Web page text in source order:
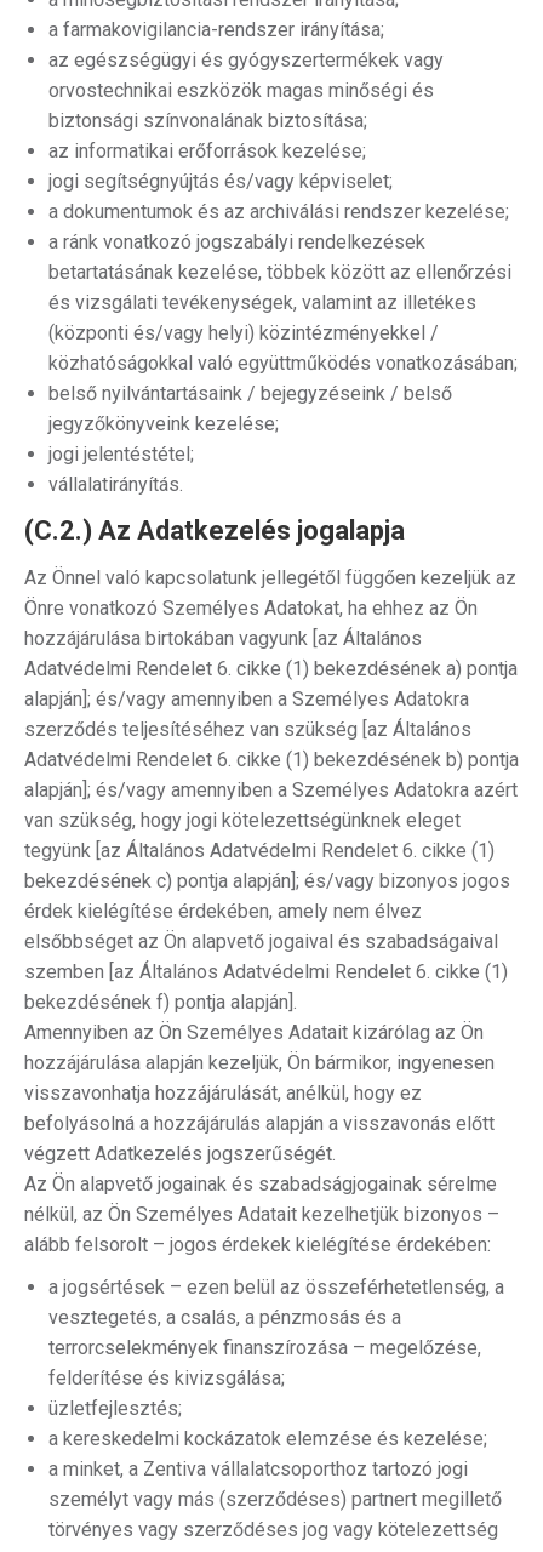
a farmakovigilancia-rendszer irányítása;
az egészségügyi és gyógyszertermékek vagy
orvostechnikai eszközök magas minőségi és
biztonsági színvonalának biztosítása;
az informatikai erőforrások kezelése;
jogi segítségnyújtás és/vagy képviselet;
a dokumentumok és az archiválási rendszer kezelése;
a ránk vonatkozó jogszabályi rendelkezések
betartatásának kezelése, többek között az ellenőrzési
és vizsgálati tevékenységek, valamint az illetékes
(központi és/vagy helyi) közintézményekkel /
közhatóságokkal való együttműködés vonatkozásában;
belső nyilvántartásaink / bejegyzéseink / belső
jegyzőkönyveink kezelése;
jogi jelentéstétel;
vállalatirányítás.
(C.2.) Az Adatkezelés jogalapja
Az Önnel való kapcsolatunk jellegétől függően kezeljük az
Önre vonatkozó Személyes Adatokat, ha ehhez az Ön
hozzájárulása birtokában vagyunk [az Általános
Adatvédelmi Rendelet 6. cikke (1) bekezdésének a) pontja
alapján]; és/vagy amennyiben a Személyes Adatokra
szerződés teljesítéséhez van szükség [az Általános
Adatvédelmi Rendelet 6. cikke (1) bekezdésének b) pontja
alapján]; és/vagy amennyiben a Személyes Adatokra azért
van szükség, hogy jogi kötelezettségünknek eleget
tegyünk [az Általános Adatvédelmi Rendelet 6. cikke (1)
bekezdésének c) pontja alapján]; és/vagy bizonyos jogos
érdek kielégítése érdekében, amely nem élvez
elsőbbséget az Ön alapvető jogaival és szabadságaival
szemben [az Általános Adatvédelmi Rendelet 6. cikke (1)
bekezdésének f) pontja alapján].
Amennyiben az Ön Személyes Adatait kizárólag az Ön
hozzájárulása alapján kezeljük, Ön bármikor, ingyenesen
visszavonhatja hozzájárulását, anélkül, hogy ez
befolyásolná a hozzájárulás alapján a visszavonás előtt
végzett Adatkezelés jogszerűségét.
Az Ön alapvető jogainak és szabadságjogainak sérelme
nélkül, az Ön Személyes Adatait kezelhetjük bizonyos –
alább felsorolt – jogos érdekek kielégítése érdekében:
a jogsértések – ezen belül az összeférhetetlenség, a
vesztegetés, a csalás, a pénzmosás és a
terrorcselekmények finanszírozása – megelőzése,
felderítése és kivizsgálása;
üzletfejlesztés;
a kereskedelmi kockázatok elemzése és kezelése;
a minket, a Zentiva vállalatcsoporthoz tartozó jogi
személyt vagy más (szerződéses) partnert megillető
törvényes vagy szerződéses jog vagy kötelezettség